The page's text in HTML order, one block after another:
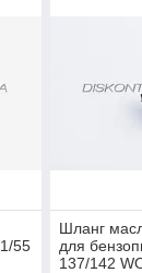
55
Шланг
для
137/142